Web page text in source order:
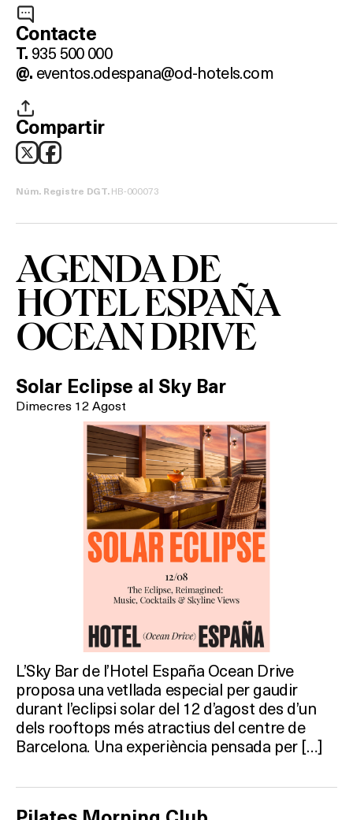
Què vols fer?
Contacte
T. 935 500 000
@. eventos.odespana@od-hotels.com
Compartir
Núm. Registre DGT.HB-000073
AGENDA DE
HOTEL ESPAÑA
OCEAN DRIVE
Solar Eclipse al Sky Bar
Dimecres 12 Agost
L’Sky Bar de l’Hotel España Ocean Drive
proposa una vetllada especial per gaudir
durant l’eclipsi solar del 12 d’agost des d’un
dels rooftops més atractius del centre de
Barcelona. Una experiència pensada per […]